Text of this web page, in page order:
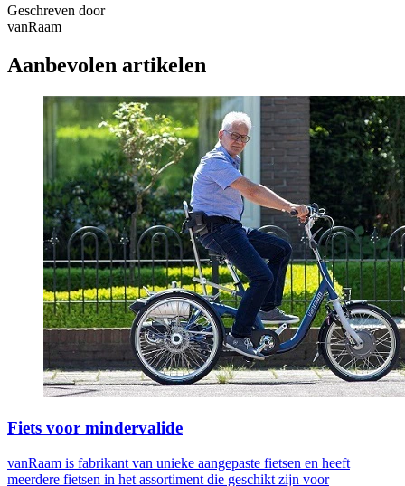
Geschreven door
vanRaam
Aanbevolen artikelen
Fiets voor mindervalide
vanRaam is fabrikant van unieke aangepaste fietsen en heeft
meerdere fietsen in het assortiment die geschikt zijn voor